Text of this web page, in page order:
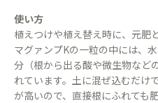
使い方
植えつけや植え替え時に、元肥
マグァンプKの一粒の中には、
分（根から出る酸や微生物など
れています。土に混ぜ込むだけ
が高いので、直接根にふれても